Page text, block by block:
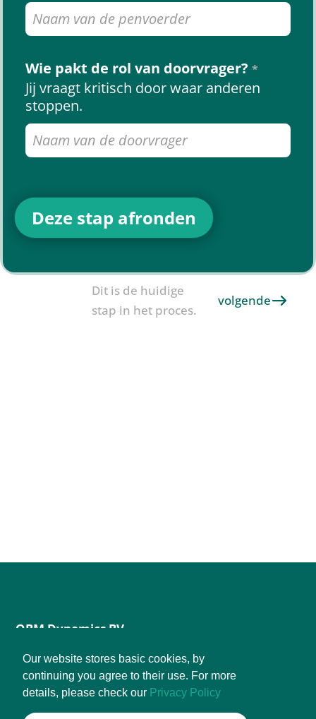
Our website stores basic cookies, by
continuing you agree to their use. For more
details, please check our Privacy Policy
Wie pakt de rol van doorvrager? *
Jij vraagt kritisch door waar anderen
stoppen.
Dit is de huidige
stap in het proces.
volgende
OBM Dynamics BV
Mattenbieslaan 103
3452 AD Vleuten
The Netherlands